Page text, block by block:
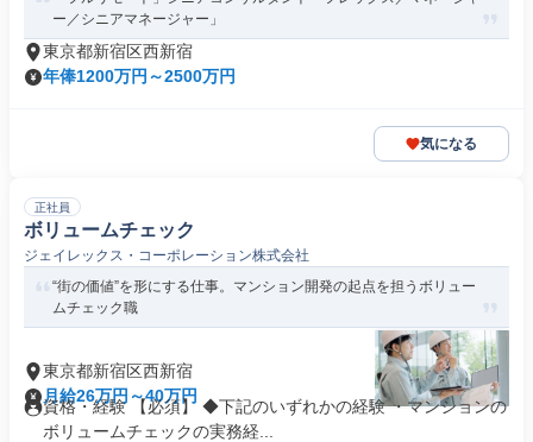
ー／シニアマネージャー」
東京都新宿区西新宿
年俸1200万円～2500万円
気になる
正社員
ボリュームチェック
ジェイレックス・コーポレーション株式会社
“街の価値”を形にする仕事。マンション開発の起点を担うボリュー
ムチェック職
東京都新宿区西新宿
月給26万円～40万円
資格・経験 【必須】 ◆下記のいずれかの経験 ・マンションの
ボリュームチェックの実務経...